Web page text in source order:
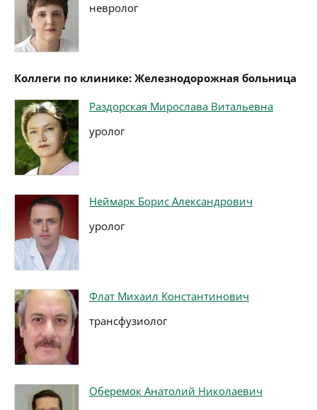
невролог
Коллеги по клинике: Железнодорожная больница
Раздорская Мирослава Витальевна
уролог
Неймарк Борис Александрович
уролог
Флат Михаил Константинович
трансфузиолог
Оберемок Анатолий Николаевич